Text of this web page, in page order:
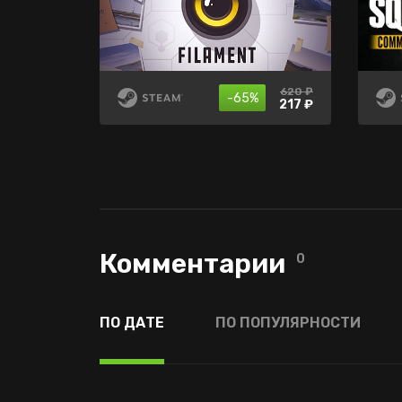
-65% 620 ₽
217 ₽
-50% 699 ₽
349 ₽
-70% 1499 ₽
449 ₽
Комментарии 0
ПО ДАТЕ ПО ПОПУЛЯРНОСТИ